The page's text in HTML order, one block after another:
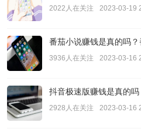
2022人在关注 2023-03-19
番茄小说赚钱是真的吗
3936人在关注 2023-03-16
抖音极速版赚钱是真的
2928人在关注 2023-03-16